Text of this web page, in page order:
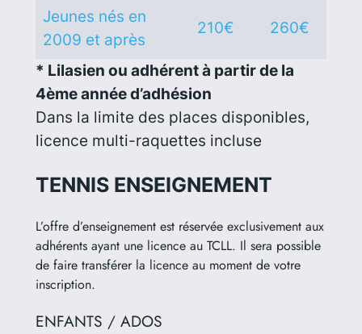
Jeunes nés en
2009 et après
210€ 260€
* Lilasien ou adhérent à partir de la
4ème année d’adhésion
Dans la limite des places disponibles,
licence multi-raquettes incluse
TENNIS ENSEIGNEMENT
L’offre d’enseignement est réservée exclusivement aux
adhérents ayant une licence au TCLL. Il sera possible
de faire transférer la licence au moment de votre
inscription.
ENFANTS / ADOS